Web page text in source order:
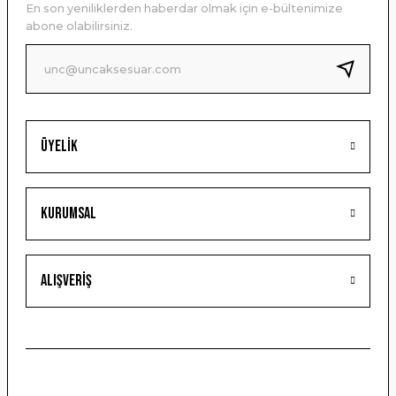
Ürün bilgilerinde hatalar bulunuyor.
Ürün fiyatı diğer sitelerden daha pahalı.
Bu ürüne benzer farklı alternatifler olmalı.
Gönder
Üyelik
Kurumsal
Alışveriş
En son yeniliklerden haberdar olmak için e-bültenimize
abone olabilirsiniz.